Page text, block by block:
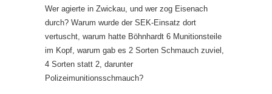
Wer agierte in Zwickau, und wer zog Eisenach
durch? Warum wurde der SEK-Einsatz dort
vertuscht, warum hatte Böhnhardt 6 Munitionsteile
im Kopf, warum gab es 2 Sorten Schmauch zuviel,
4 Sorten statt 2, darunter
Polizeimunitionsschmauch?